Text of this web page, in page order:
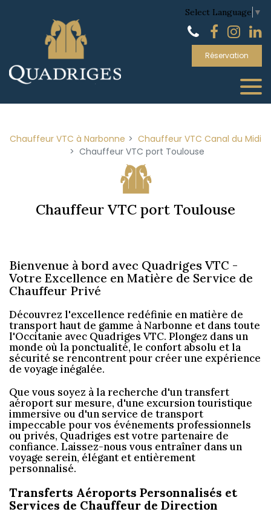
Réservation
Select Language ▼
Chauffeur VTC à Narbonne
Chauffeur VTC Canal du Midi
Chauffeur VTC port Toulouse
Chauffeur VTC port Toulouse
Bienvenue à bord avec Quadriges VTC -
Votre Excellence en Matière de Service de
Chauffeur Privé
Découvrez l'excellence redéfinie en matière de
transport haut de gamme à Narbonne et dans toute
l'Occitanie avec Quadriges VTC. Plongez dans un
monde où la ponctualité, le confort absolu et la
sécurité se rencontrent pour créer une expérience
de voyage inégalée.
Que vous soyez à la recherche d'un transfert
aéroport sur mesure, d'une excursion touristique
immersive ou d'un service de transport
impeccable pour vos événements professionnels
ou privés, Quadriges est votre partenaire de
confiance. Laissez-nous vous entraîner dans un
voyage serein, élégant et entièrement
personnalisé.
Transferts Aéroports Personnalisés et
Services de Chauffeur de Direction